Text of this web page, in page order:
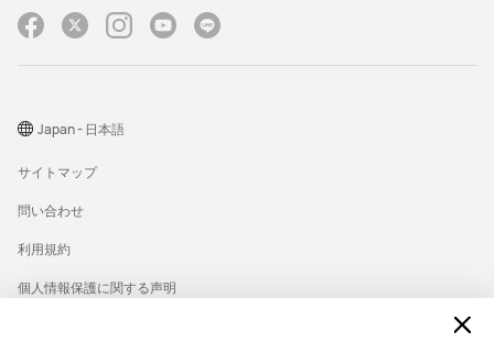
サイトマップ
問い合わせ
利用規約
個人情報保護に関する声明
Japan - 日本語